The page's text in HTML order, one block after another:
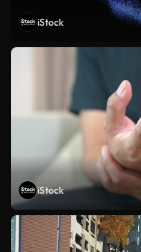
iStock
iStock